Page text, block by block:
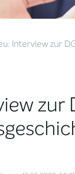
Interview zur
zur